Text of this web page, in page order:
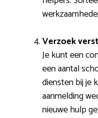
Verzoek
Je kunt een
een aantal
diensten bij je
aanmelding
nieuwe hulp